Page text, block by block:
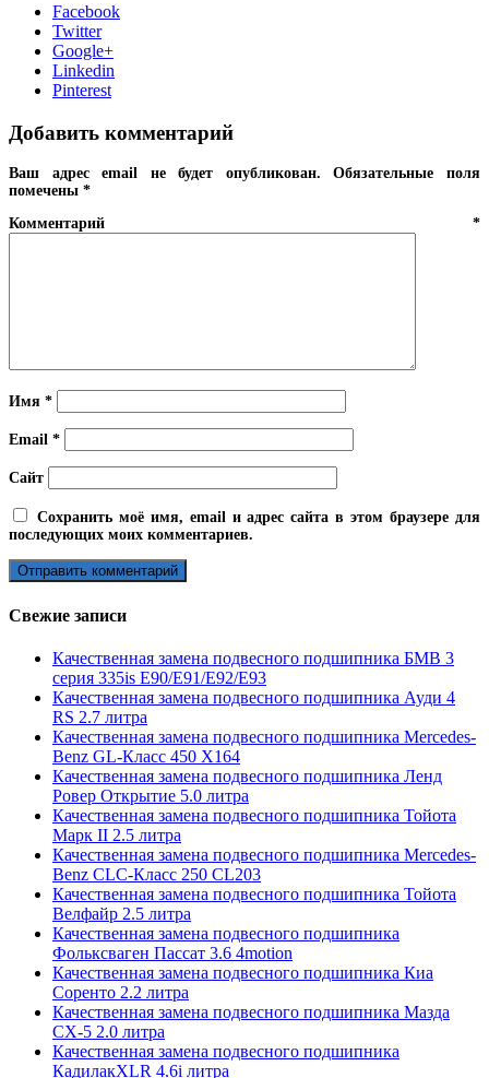
Facebook
Twitter
Google+
Linkedin
Pinterest
Добавить комментарий
Ваш адрес email не будет опубликован.
Обязательные поля
помечены *
Комментарий *
Имя *
Email *
Сайт
Сохранить моё имя, email и адрес сайта в этом браузере для
последующих моих комментариев.
Свежие записи
Качественная замена подвесного подшипника БМВ 3
серия 335is E90/E91/E92/E93
Качественная замена подвесного подшипника Ауди 4
RS 2.7 литра
Качественная замена подвесного подшипника Mercedes-
Benz GL-Класс 450 X164
Качественная замена подвесного подшипника Ленд
Ровер Открытие 5.0 литра
Качественная замена подвесного подшипника Тойота
Марк II 2.5 литра
Качественная замена подвесного подшипника Mercedes-
Benz CLC-Класс 250 CL203
Качественная замена подвесного подшипника Тойота
Велфайр 2.5 литра
Качественная замена подвесного подшипника
Фольксваген Пассат 3.6 4motion
Качественная замена подвесного подшипника Киа
Соренто 2.2 литра
Качественная замена подвесного подшипника Мазда
СХ-5 2.0 литра
Качественная замена подвесного подшипника
КадилакXLR 4.6i литра